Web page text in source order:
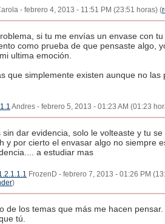
- febrero 4, 2013 - 11:51 PM (23:51 horas) (
si tu me envías un envase con
como prueba de que pensaste algo,
ultima emoción.
que simplemente existen aunque no las
Andres - febrero 5, 2013 - 01:23 AM (01:23
sin dar evidencia, solo le volteaste y tu se
y por cierto el envasar algo no siempre
a estudiar mas
FrozenD - febrero 7, 2013 - 01:26 PM
)
de los temas que más me hacen
tú.